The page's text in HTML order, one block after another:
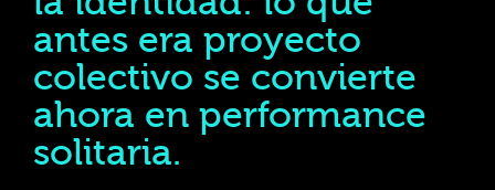
antes era proyecto
colectivo se convierte
ahora en performance
solitaria.